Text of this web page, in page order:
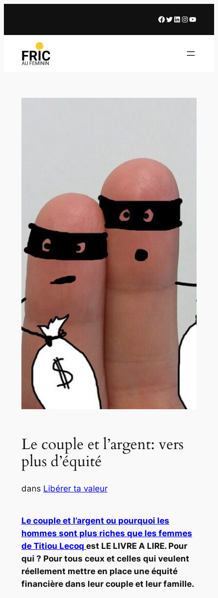
Facebook
X LinkedIn
Instagram
Le couple et l’argent: vers
plus d’équité
dans Libérer ta valeur
Le couple et l’argent ou pourquoi les
hommes sont plus riches que les femmes
de Titiou Lecoq est LE LIVRE A LIRE. Pour
qui ? Pour tous ceux et celles qui veulent
réellement mettre en place une équité
financière dans leur couple et leur famille.